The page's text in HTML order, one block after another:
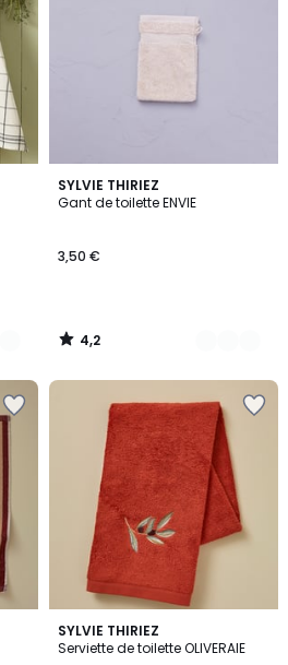
SYLVIE THIRIEZ
Gant de toilette ENVIE
3,50 €
4,2
/ 5
13
Couleurs
4,2
/
SYLVIE THIRIEZ
Serviette de toilette OLIVERAIE
2
Couleurs